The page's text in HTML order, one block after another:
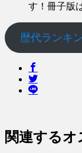
す！冊子版
歴代ランキ
関連する